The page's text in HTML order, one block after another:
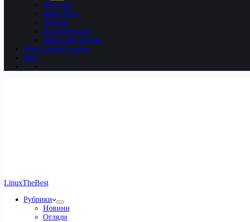
Про сайт
Наші друзі
Автори
Пожертвувати
Зворотній зв’язок
Статті користувачів
Вхід
LinuxTheBest
Рубрики
Новини
Огляди